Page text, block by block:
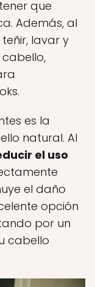
que
Además, al
lavar y
es la
natural. Al
el uso
el daño
opción
por un
cabello